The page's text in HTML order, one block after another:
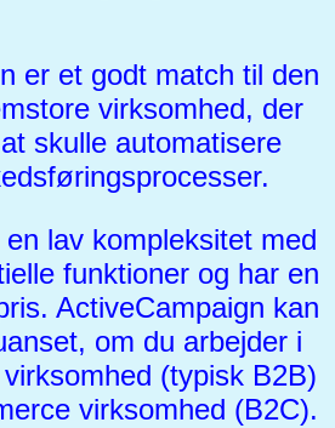
er et godt match til den
virksomhed, der
skulle automatisere
lav kompleksitet med
funktioner og har en
ActiveCampaign kan
om du arbejder i
(typisk B2B)
virksomhed (B2C).